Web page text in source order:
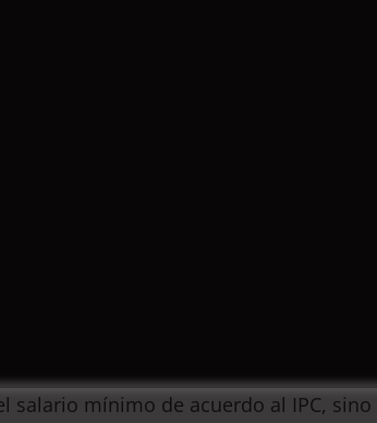
salario mínimo de acuerdo al IPC, sino